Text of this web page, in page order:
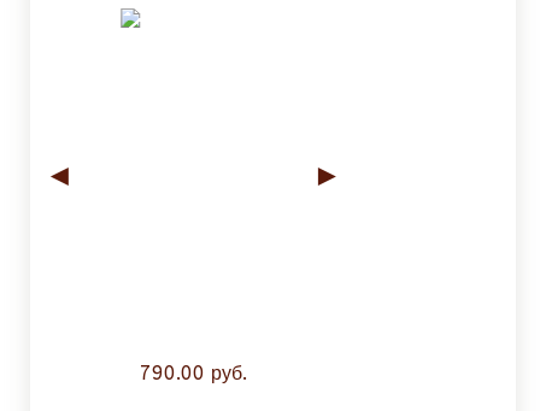
◄ ►
790.00 руб.